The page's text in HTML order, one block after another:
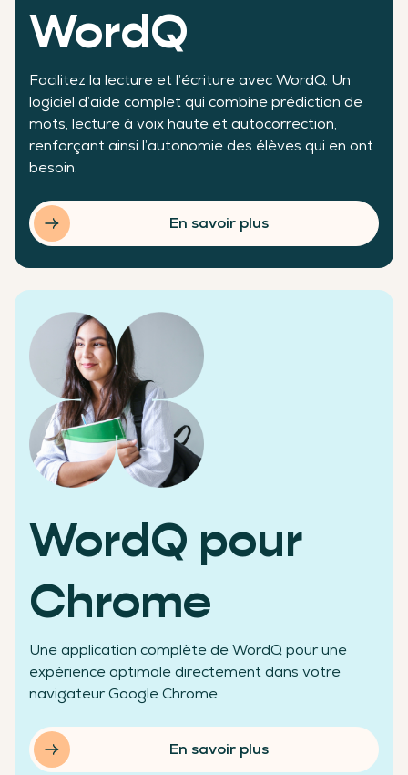
WordQ
Facilitez la lecture et l’écriture avec WordQ. Un
logiciel d’aide complet qui combine prédiction de
mots, lecture à voix haute et autocorrection,
renforçant ainsi l’autonomie des élèves qui en ont
besoin.
En savoir plus
WordQ pour
Chrome
Une application complète de WordQ pour une
expérience optimale directement dans votre
navigateur Google Chrome.
En savoir plus
Des chiffres qui témoignent de notre réussite
+200 000
élèves aidés